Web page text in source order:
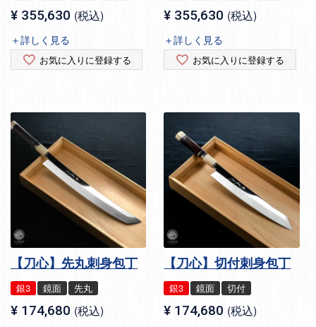
¥ 355,630 税込
＋詳しく見る
お気に入りに登録する
¥ 355,630 税込
＋詳しく見る
お気に入りに登録する
【刀心】先丸刺身包丁
銀3 鏡面 先丸
¥ 174,680 税込
【刀心】切付刺身包丁
銀3 鏡面 切付
¥ 174,680 税込